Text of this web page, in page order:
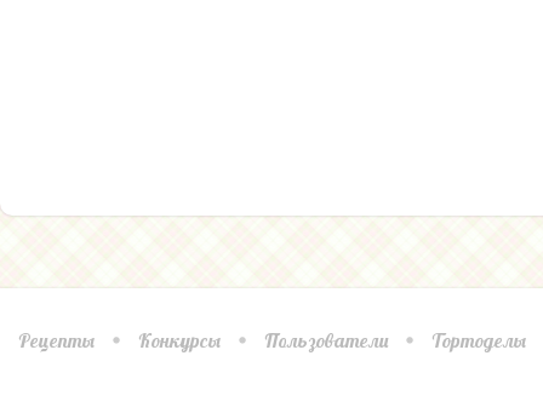
Рецепты Конкурсы Пользователи Тортоделы